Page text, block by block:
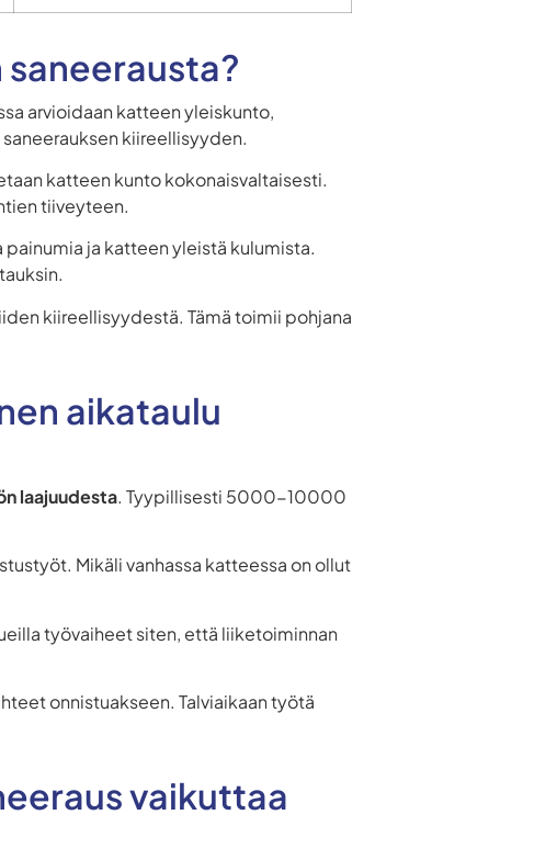
arvioidaan katteen yleiskunto,
kiireellisyyden.
katteen kunto kokonaisvaltaisesti.
tiiveyteen.
ja katteen yleistä kulumista.
kiireellisyydestä. Tämä toimii pohjana
aikataulu
laajuudesta. Tyypillisesti 5000-10000
Mikäli vanhassa katteessa on ollut
työvaiheet siten, että liiketoiminnan
onnistuakseen. Talviaikaan työtä
vaikuttaa